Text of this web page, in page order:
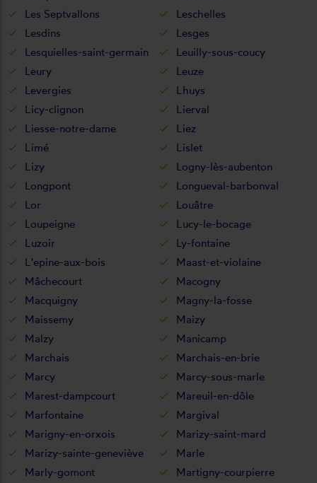
Les Septvallons
Leschelles
Lesdins
Lesges
Lesquielles-saint-germain
Leuilly-sous-coucy
Leury
Leuze
Levergies
Lhuys
Licy-clignon
Lierval
Liesse-notre-dame
Liez
Limé
Lislet
Lizy
Logny-lès-aubenton
Longpont
Longueval-barbonval
Lor
Louâtre
Loupeigne
Lucy-le-bocage
Luzoir
Ly-fontaine
L'epine-aux-bois
Maast-et-violaine
Mâchecourt
Macogny
Macquigny
Magny-la-fosse
Maissemy
Maizy
Malzy
Manicamp
Marchais
Marchais-en-brie
Marcy
Marcy-sous-marle
Marest-dampcourt
Mareuil-en-dôle
Marfontaine
Margival
Marigny-en-orxois
Marizy-saint-mard
Marizy-sainte-geneviève
Marle
Marly-gomont
Martigny-courpierre